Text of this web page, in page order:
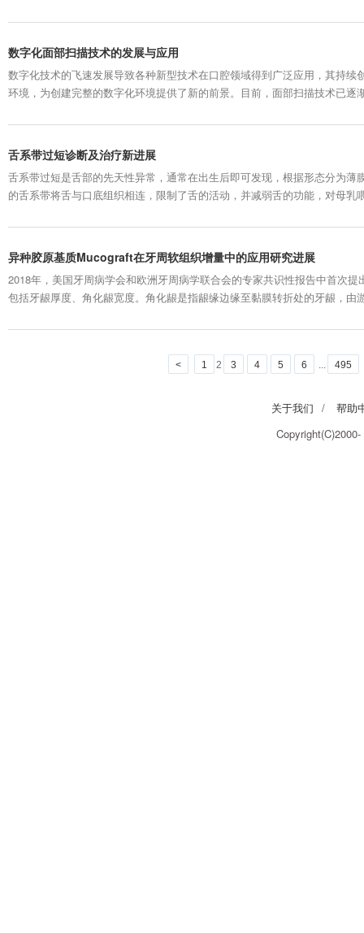
表明，其作用机制不限于对血脂的调节，对骨组织的代谢同样有着重要影响
数字化面部扫描技术的发展与应用
数字化技术的飞速发展导致各种新型技术在口腔领域得到广泛应用，其持续
环境，为创建完整的数字化环境提供了新的前景。目前，面部扫描技术已逐
computed tomography，CBCT)、口内扫描技术相结合，使得口腔数字化诊
舌系带过短诊断及治疗新进展
舌系带过短是舌部的先天性异常，通常在出生后即可发现，根据形态分为薄
的舌系带将舌与口底组织相连，限制了舌的活动，并减弱舌的功能，对母乳
究已取得显著进展，诊断标准和治疗策略等方面不断完善，本文将对舌系带
类...
异种胶原基质Mucograft在牙周软组织增量中的应用研究进展
2018年，美国牙周病学会和欧洲牙周病学联合会的专家共识性报告中首次提
包括牙龈厚度、角化龈宽度。角化龈是指龈缘边缘至黏膜转折处的牙龈，由
相关。 角化龈不足会导致菌斑堆积，引起牙周、种植体周的软硬组织破坏
< 1 2 3 4 5 6 ... 495
关于我们 /
帮助